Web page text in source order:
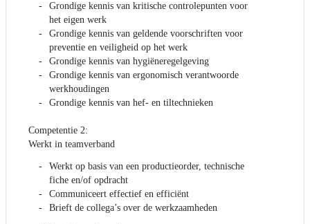
Grondige kennis van kritische controlepunten voor
het eigen werk
Grondige kennis van geldende voorschriften voor
preventie en veiligheid op het werk
Grondige kennis van hygiëneregelgeving
Grondige kennis van ergonomisch verantwoorde
werkhoudingen
Grondige kennis van hef- en tiltechnieken
Competentie 2:
Werkt in teamverband
Werkt op basis van een productieorder, technische
fiche en/of opdracht
Communiceert effectief en efficiënt
Brieft de collega’s over de werkzaamheden